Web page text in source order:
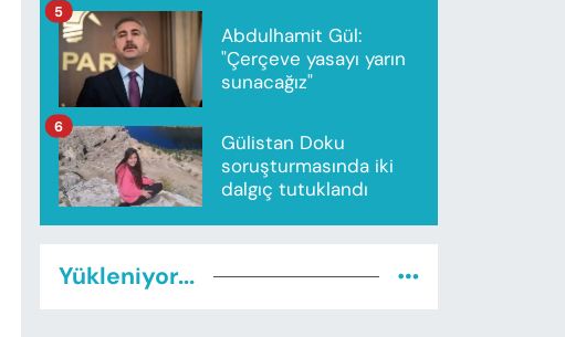
Abdulhamit Gül:
"Çerçeve yasayı yarın
sunacağız"
5
Gülistan Doku
soruşturmasında iki
dalgıç tutuklandı
6
Yükleniyor...